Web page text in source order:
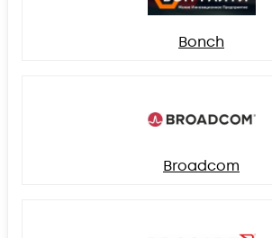
Bonch
Broadcom